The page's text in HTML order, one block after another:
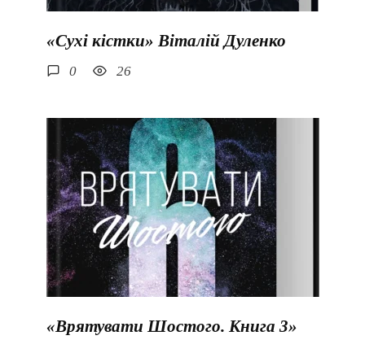
«Сухі кістки» Віталій Дуленко
0 26
«Врятувати Шостого. Книга 3»